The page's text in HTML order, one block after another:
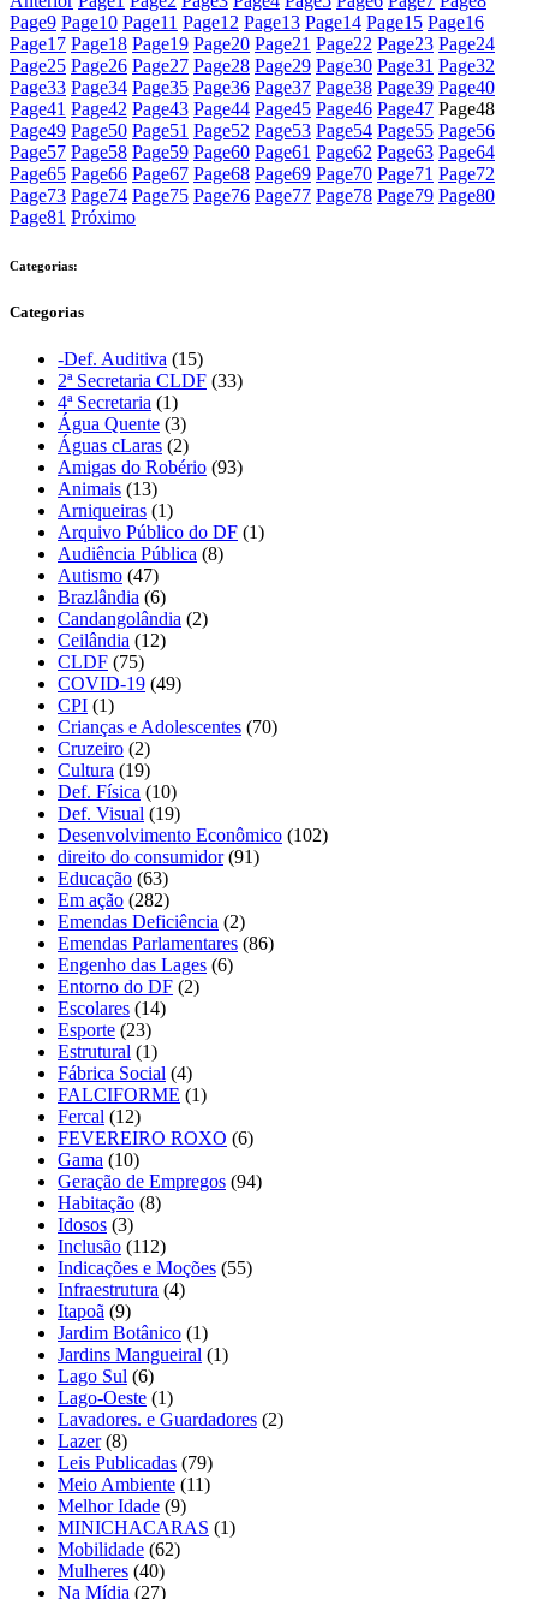
Page9 Page10 Page11 Page12 Page13 Page14 Page15 Page16
Page17 Page18 Page19 Page20 Page21 Page22 Page23 Page24
Page25 Page26 Page27 Page28 Page29 Page30 Page31 Page32
Page33 Page34 Page35 Page36 Page37 Page38 Page39 Page40
Page41 Page42 Page43 Page44 Page45 Page46 Page47 Page48
Page49 Page50 Page51 Page52 Page53 Page54 Page55 Page56
Page57 Page58 Page59 Page60 Page61 Page62 Page63 Page64
Page65 Page66 Page67 Page68 Page69 Page70 Page71 Page72
Page73 Page74 Page75 Page76 Page77 Page78 Page79 Page80
Page81 Próximo
Categorias:
Categorias
-Def. Auditiva (15)
2ª Secretaria CLDF (33)
4ª Secretaria (1)
Água Quente (3)
Águas cLaras (2)
Amigas do Robério (93)
Animais (13)
Arniqueiras (1)
Arquivo Público do DF (1)
Audiência Pública (8)
Autismo (47)
Brazlândia (6)
Candangolândia (2)
Ceilândia (12)
CLDF (75)
COVID-19 (49)
CPI (1)
Crianças e Adolescentes (70)
Cruzeiro (2)
Cultura (19)
Def. Física (10)
Def. Visual (19)
Desenvolvimento Econômico (102)
direito do consumidor(91)
Educação (63)
Em ação (282)
Emendas Deficiência (2)
Emendas Parlamentares (86)
Engenho das Lages (6)
Entorno do DF (2)
Escolares (14)
Esporte (23)
Estrutural (1)
Fábrica Social (4)
FALCIFORME (1)
Fercal (12)
FEVEREIRO ROXO (6)
Gama (10)
Geração de Empregos (94)
Habitação (8)
Idosos (3)
Inclusão (112)
Indicações e Moções (55)
Infraestrutura (4)
Itapoã (9)
Jardim Botânico (1)
Jardins Mangueiral (1)
Lago Sul (6)
Lago-Oeste (1)
Lavadores. e Guardadores (2)
Lazer(8)
Leis Publicadas (79)
Meio Ambiente (11)
Melhor Idade (9)
MINICHACARAS (1)
Mobilidade (62)
Mulheres (40)
Na Mídia (27)